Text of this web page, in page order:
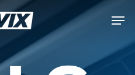
Menu